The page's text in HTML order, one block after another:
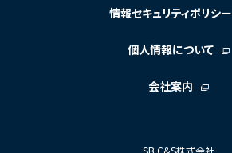
情報セキュリティポリシー
個人情報について
会社案内
SB C&S株式会社